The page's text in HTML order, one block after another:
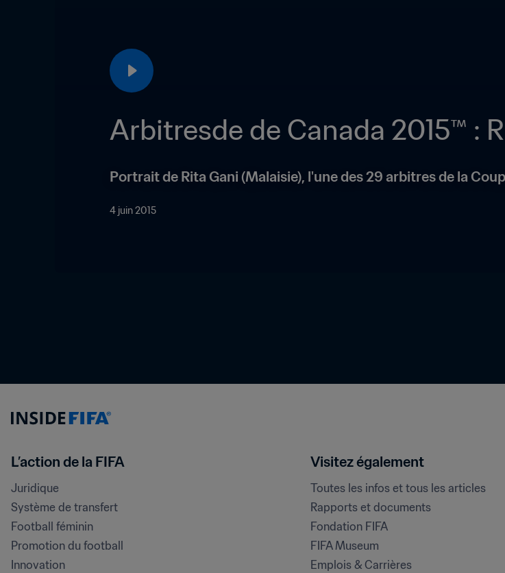
Arbitresde de Canada 2015™ :
Portrait de Rita Gani (Malaisie), l'une des 29 arbitres de la
4 juin 2015
L’action de la FIFA
Juridique
Système de transfert
Football féminin
Promotion du football
Innovation
Visitez également
Toutes les infos et tous les articles
Rapports et documents
Fondation FIFA
FIFA Museum
Emplois & Carrières